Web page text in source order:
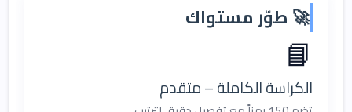
🚀 طوّر مستواك
📘
الكراسة الكاملة – متقدم